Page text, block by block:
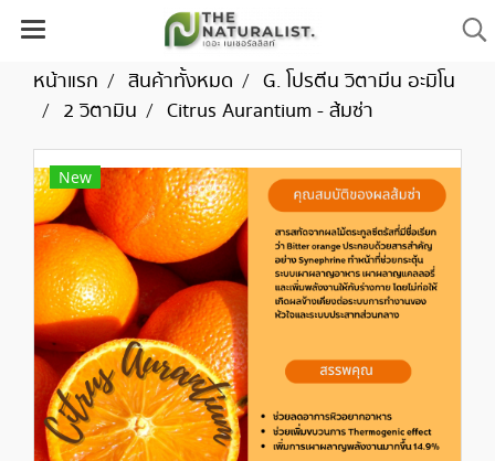
หน้าแรก สินค้าทั้งหมด
G. โปรตีน วิตามีน อะมิโน
2 วิตามิน
Citrus Aurantium - ส้มซ่า
New